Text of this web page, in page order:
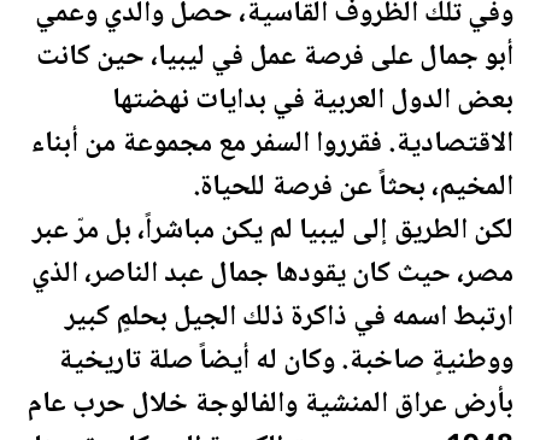
وفي تلك الظروف القاسية، حصل والدي وعمي
أبو جمال على فرصة عمل فيليبيا، حين كانت
بعض الدول العربية في بدايات نهضتها
الاقتصادية. فقرروا السفر مع مجموعة من أبناء
المخيم، بحثاً عن فرصة للحياة.
لكن الطريق إلىليبيا لم يكن مباشراً، بل مرّ عبر
مصر، حيث كان يقودها جمال عبد الناصر، الذي
ارتبط اسمه في ذاكرة ذلك الجيل بحلمٍ كبير
ووطنيةٍ صاخبة. وكان له أيضاً صلة تاريخية
بأرض عراق المنشية والفالوجة خلال حرب عام